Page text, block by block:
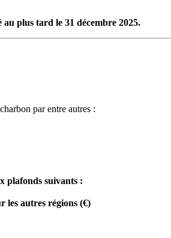
plus tard le 31 décembre 2025.
par entre autres :
plafonds suivants :
les autres régions (€)